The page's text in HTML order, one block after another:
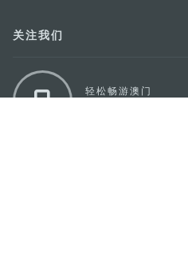
关注我们
轻松畅游澳门